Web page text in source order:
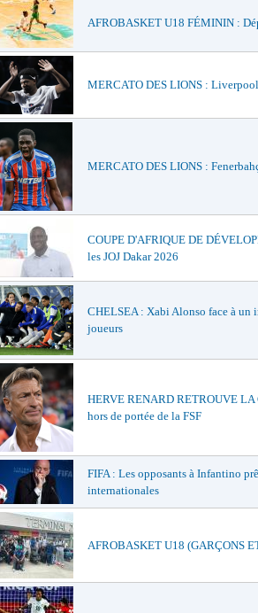
AFROBASKET U18 FÉMININ :
MERCATO DES LIONS :
MERCATO DES LIONS :
COUPE D'AFRIQUE DE
les JOJ Dakar 2026
CHELSEA : Xabi Alonso face à un
joueurs
HERVE RENARD RETROUVE LA
hors de portée de la FSF
FIFA : Les opposants à Infantino
internationales
AFROBASKET U18 (GARÇONS